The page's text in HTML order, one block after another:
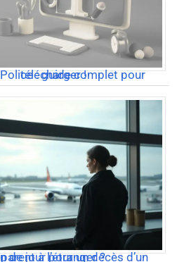
Dafont Police : guide complet pour télécharger !
Combien de jour pour un décès d’un parent à l’étranger ?